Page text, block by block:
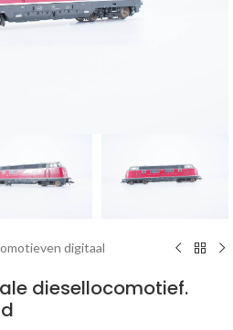
digitaal
diesellocomotief.